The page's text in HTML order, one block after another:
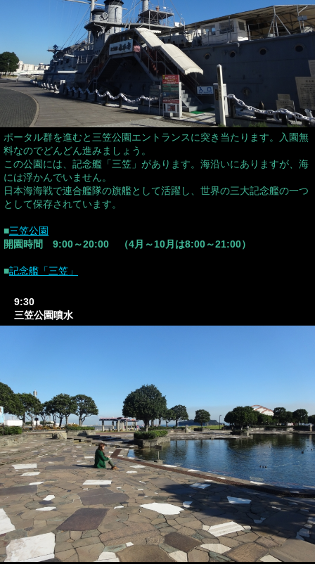
ポータル群を進むと三笠公園エントランスに突き当たります。入園無
料なのでどんどん進みましょう。
この公園には、記念艦「三笠」があります。海沿いにありますが、海
には浮かんでいません。
日本海海戦で連合艦隊の旗艦として活躍し、世界の三大記念艦の一つ
として保存されています。
■三笠公園
開園時間 9:00～20:00 （4月～10月は8:00～21:00）
■記念艦「三笠」
9:30
三笠公園噴水